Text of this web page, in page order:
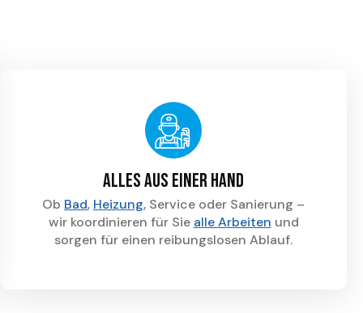
Alles aus einer Hand
Ob Bad, Heizung, Service oder Sanierung –
wir koordinieren für Sie alle Arbeiten und
sorgen für einen reibungslosen Ablauf.